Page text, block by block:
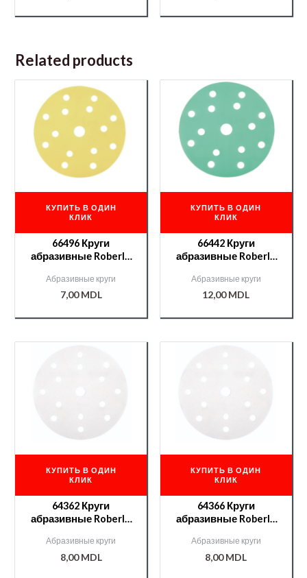
Related products
КУПИТЬ В ОДИН
КЛИК
66496 Круги
абразивные Roberlo
P220
Абразивные круги
7,00MDL
КУПИТЬ В ОДИН
КЛИК
66442 Круги
абразивные Roberlo
P1200
Абразивные круги
12,00MDL
КУПИТЬ В ОДИН
КЛИК
64362 Круги
абразивные Roberlo
Абразивные круги
8,00MDL
КУПИТЬ В ОДИН
КЛИК
64366 Круги
абразивные Roberlo
Абразивные круги
8,00MDL